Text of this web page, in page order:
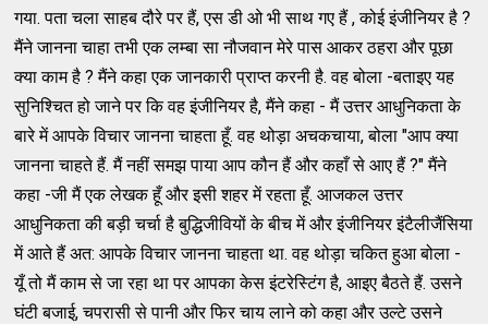
गया. पता चला साहब दौरे पर हैं, एस डी ओ भी साथ गए हैं , कोई इंजीनियर है ?
मैंने जानना चाहा तभी एक लम्बा सा नौजवान मेरे पास आकर ठहरा और पूछा
क्या काम है ? मैंने कहा एक जानकारी प्राप्त करनी है. वह बोला -बताइए यह
सुनिश्चित हो जाने पर कि वह इंजीनियर है, मैंने कहा - मैं उत्तर आधुनिकता के
बारे में आपके विचार जानना चाहता हूँ. वह थोड़ा अचकचाया, बोला "आप क्या
जानना चाहते हैं. मैं नहीं समझ पाया आप कौन हैं और कहाँ से आए हैं ?" मैंने
कहा -जी मैं एक लेखक हूँ और इसी शहर में रहता हूँ. आजकल उत्तर
आधुनिकता की बड़ी चर्चा है बुद्धिजीवियों के बीच में और इंजीनियर इंटैलीजैंसिया
में आते हैं अत: आपके विचार जानना चाहता था. वह थोड़ा चकित हुआ बोला -
यूँ तो मैं काम से जा रहा था पर आपका केस इंटरेस्टिंग है, आइए बैठते हैं. उसने
घंटी बजाई, चपरासी से पानी और फिर चाय लाने को कहा और उल्टे उसने